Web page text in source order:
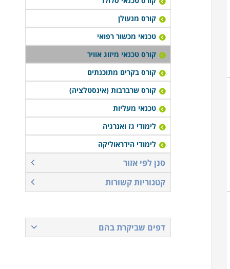
קורס מנעולן
טכנאי מכשור רפואי
קורס טכנאי מיזוג אוויר
קורס בקרים מתוכנתים
קורס שרברבות (אינסטלציה)
טכנאי מעליות
לימודי גז ואנרגיה
לימודי הידראוליקה
סנן לפי אזור
קטגוריות קשורות
דפים שביקרת בהם